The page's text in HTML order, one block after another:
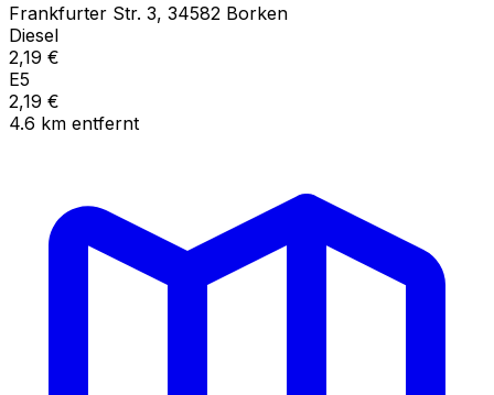
Frankfurter Str. 3, 34582 Borken
Diesel
2,19 €
E5
2,19 €
4.6 km entfernt